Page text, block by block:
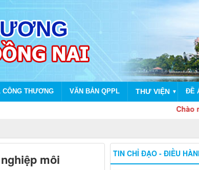
CÔNG THƯƠNG VĂN BẢN QPPL THƯ VIỆN ▼ ĐỀ
Chào mừng dịp
môi
TIN CHỈ ĐẠO - ĐIỀU